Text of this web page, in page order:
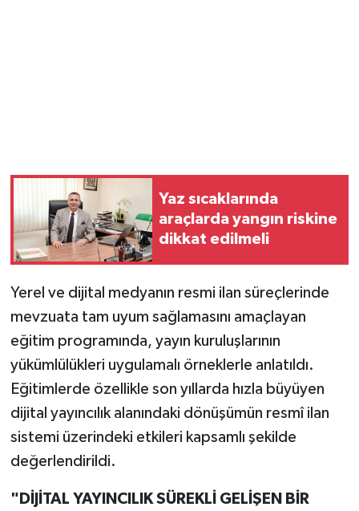
Yaz sıcaklarında
araçlarda yangın riskine
dikkat edilmeli
Yerel ve dijital medyanın resmi ilan süreçlerinde
mevzuata tam uyum sağlamasını amaçlayan
eğitim programında, yayın kuruluşlarının
yükümlülükleri uygulamalı örneklerle anlatıldı.
Eğitimlerde özellikle son yıllarda hızla büyüyen
dijital yayıncılık alanındaki dönüşümün resmî ilan
sistemi üzerindeki etkileri kapsamlı şekilde
değerlendirildi.
"DİJİTAL YAYINCILIK SÜREKLİ GELİŞEN BİR